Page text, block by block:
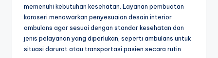
memenuhi kebutuhan kesehatan. Layanan pembuatan
karoseri menawarkan penyesuaian desain interior
ambulans agar sesuai dengan standar kesehatan dan
jenis pelayanan yang diperlukan, seperti ambulans untuk
situasi darurat atau transportasi pasien secara rutin